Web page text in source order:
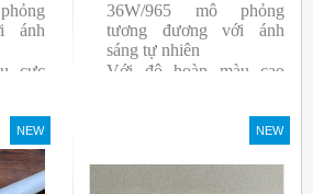
ánh
cực
xuất
xứ
36W/965 mô phỏng
tương đương với ánh
sáng tự nhiên
Với độ hoàn màu cao
Sản phẩm được sản xuất
NEW NEW